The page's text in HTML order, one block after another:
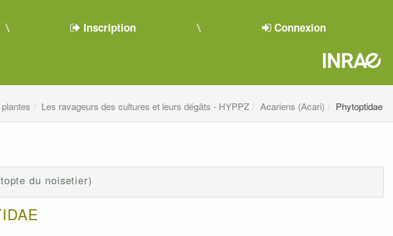
Inscription Connexion
Les ravageurs des cultures et leurs dégâts - HYPPZ Acariens (Acari) Phytoptidae
du noisetier)